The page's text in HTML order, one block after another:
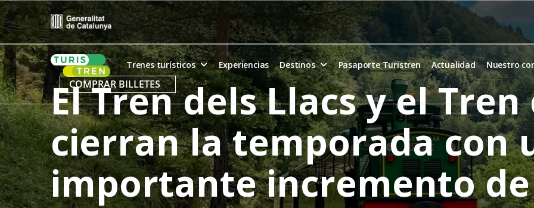
Skip
to
content
Home
Trenes turísticos Experiencias Destinos Pasaporte Turistren Actualidad Nuestro
COMPRAR BILLETES
El Tren dels Llacs y el
cierran la temporada con
importante incremento